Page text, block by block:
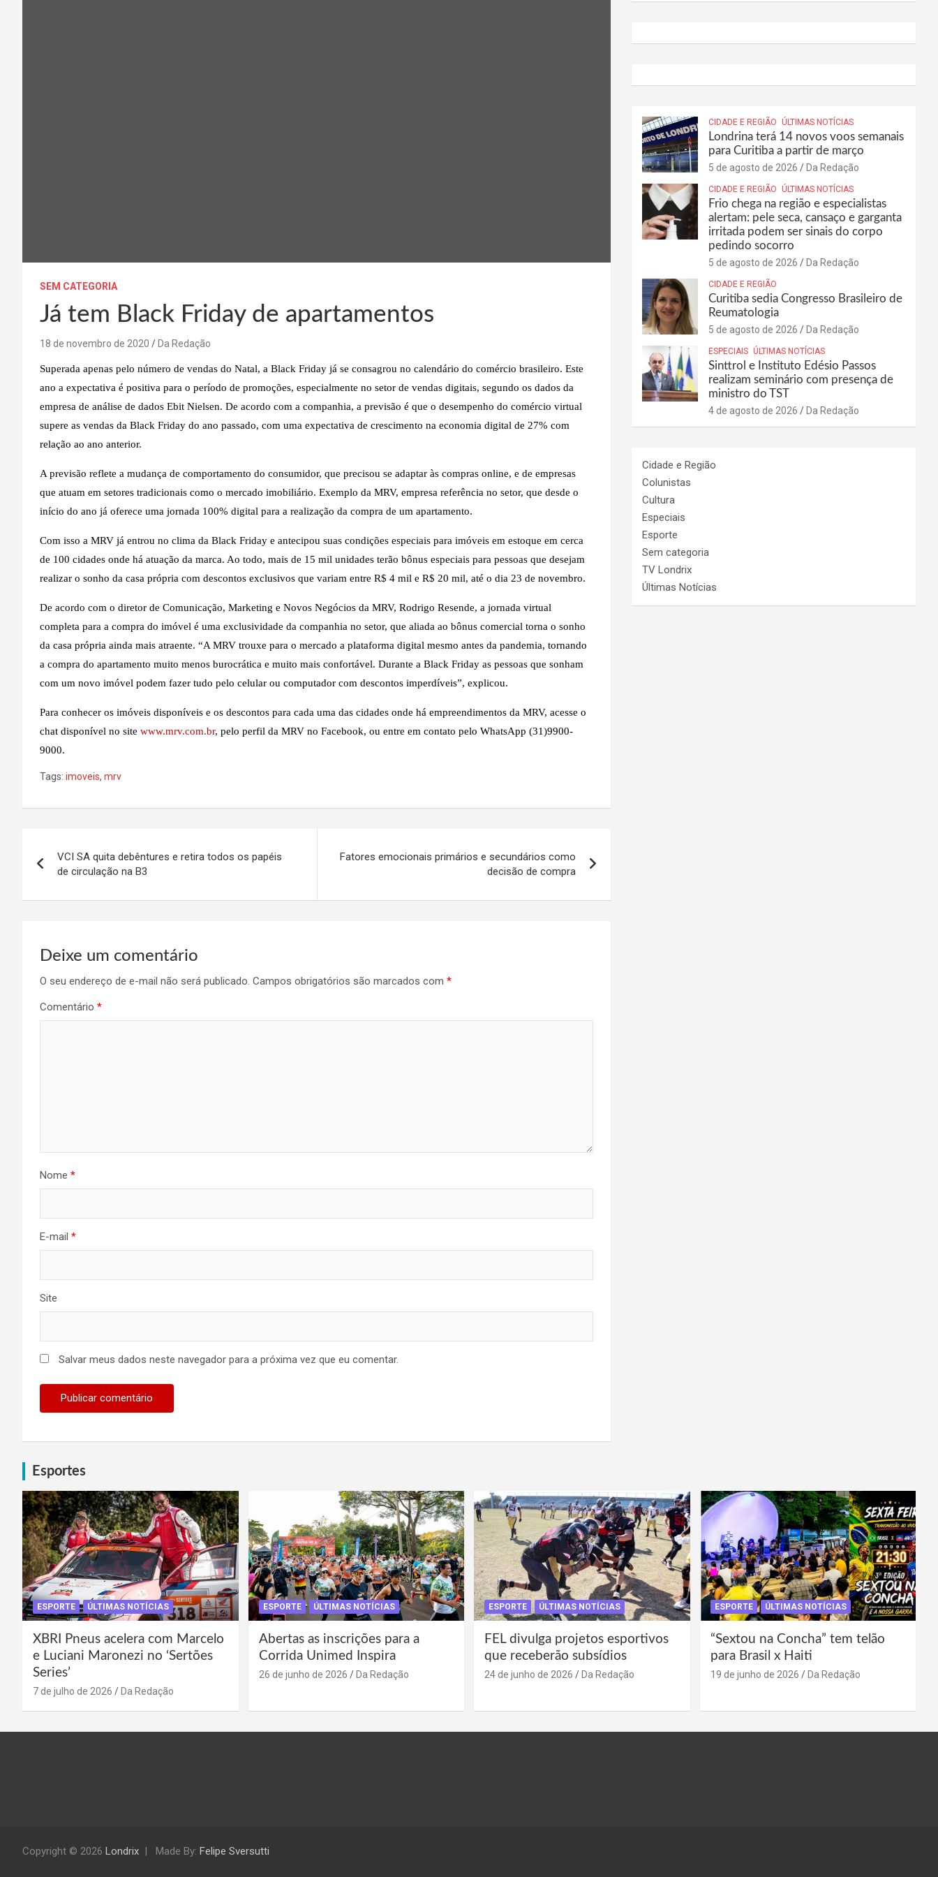
SEM CATEGORIA
Já tem Black Friday de apartamentos
18 de novembro de 2020 Da Redação
Superada apenas pelo número de vendas do Natal, a Black Friday já se consagrou no calendário do comércio brasileiro. Este
ano a expectativa é positiva para o período de promoções, especialmente no setor de vendas digitais, segundo os dados da
empresa de análise de dados Ebit Nielsen. De acordo com a companhia, a previsão é que o desempenho do comércio virtual
supere as vendas da Black Friday do ano passado, com uma expectativa de crescimento na economia digital de 27% com
relação ao ano anterior.
A previsão reflete a mudança de comportamento do consumidor, que precisou se adaptar às compras online, e de empresas
que atuam em setores tradicionais como o mercado imobiliário. Exemplo da MRV, empresa referência no setor, que desde o
início do ano já oferece uma jornada 100% digital para a realização da compra de um apartamento.
Com isso a MRV já entrou no clima da Black Friday e antecipou suas condições especiais para imóveis em estoque em cerca
de 100 cidades onde há atuação da marca. Ao todo, mais de 15 mil unidades terão bônus especiais para pessoas que desejam
realizar o sonho da casa própria com descontos exclusivos que variam entre R$ 4 mil e R$ 20 mil, até o dia 23 de novembro.
De acordo com o diretor de Comunicação, Marketing e Novos Negócios da MRV, Rodrigo Resende, a jornada virtual
completa para a compra do imóvel é uma exclusividade da companhia no setor, que aliada ao bônus comercial torna o sonho
da casa própria ainda mais atraente. “A MRV trouxe para o mercado a plataforma digital mesmo antes da pandemia, tornando
a compra do apartamento muito menos burocrática e muito mais confortável. Durante a Black Friday as pessoas que sonham
com um novo imóvel podem fazer tudo pelo celular ou computador com descontos imperdíveis”, explicou.
Para conhecer os imóveis disponíveis e os descontos para cada uma das cidades onde há empreendimentos da MRV, acesse o
chat disponível no site www.mrv.com.br, pelo perfil da MRV no Facebook, ou entre em contato pelo WhatsApp (31)9900-
9000.
Tags: imoveis, mrv
de
Post
VCI SA quita debêntures e retira todos os papéis
de circulação na B3
Fatores emocionais primários e secundários como
decisão de compra
Deixe um comentário
O seu endereço de e-mail não será publicado. Campos obrigatórios são marcados com *
Comentário *
Nome *
E-mail *
Site
Salvar meus dados neste navegador para a próxima vez que eu comentar.
CIDADE E REGIÃO ÚLTIMAS NOTÍCIAS
Londrina terá 14 novos voos semanais
para Curitiba a partir de março
5 de agosto de 2026 Da Redação
CIDADE E REGIÃO ÚLTIMAS NOTÍCIAS
Frio chega na região e especialistas
alertam: pele seca, cansaço e garganta
irritada podem ser sinais do corpo
pedindo socorro
5 de agosto de 2026 Da Redação
CIDADE E REGIÃO
Curitiba sedia Congresso Brasileiro de
Reumatologia
5 de agosto de 2026 Da Redação
ESPECIAIS ÚLTIMAS NOTÍCIAS
Sinttrol e Instituto Edésio Passos
realizam seminário com presença de
ministro do TST
4 de agosto de 2026 Da Redação
Cidade e Região
Colunistas
Cultura
Especiais
Esporte
Sem categoria
TV Londrix
Últimas Notícias
Esportes
ESPORTE ÚLTIMAS NOTÍCIAS
XBRI Pneus acelera com Marcelo
e Luciani Maronezi no ‘Sertões
Series’
7 de julho de 2026 Da Redação
ESPORTE ÚLTIMAS NOTÍCIAS
Abertas as inscrições para a
Corrida Unimed Inspira
26 de junho de 2026 Da Redação
ESPORTE ÚLTIMAS NOTÍCIAS
FEL divulga projetos esportivos
que receberão subsídios
24 de junho de 2026 Da Redação
ESPORTE ÚLTIMAS NOTÍCIAS
“Sextou na Concha” tem telão
para Brasil x Haiti
19 de junho de 2026 Da Redação
Copyright © 2026 Londrix Made By: Felipe Sversutti